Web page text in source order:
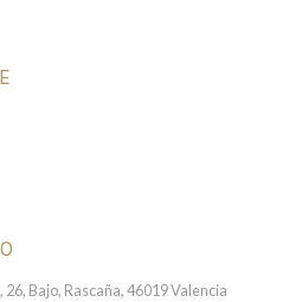
Bajo, Rascaña, 46019 Valencia